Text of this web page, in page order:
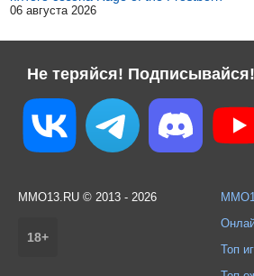
06 августа 2026
Не теряйся! Подписывайся!
MMO13.RU © 2013 - 2026
18+
Топ